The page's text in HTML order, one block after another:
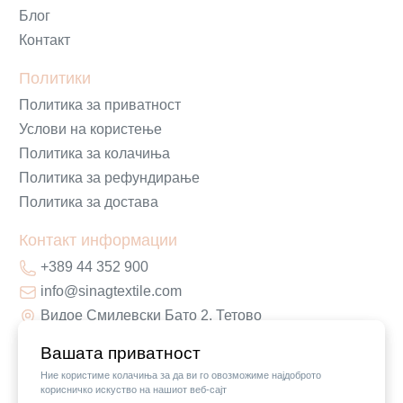
Вашата приватност
Ние користиме колачиња за да ви го овозможиме најдоброто
корисничко искуство на нашиот веб-сајт
Блог
Контакт
Политики
Политика за приватност
Услови на користење
Политика за колачиња
Политика за рефундирање
Политика за достава
Контакт информации
+389 44 352 900
info@sinagtextile.com
Видое Смилевски Бато 2, Тетово